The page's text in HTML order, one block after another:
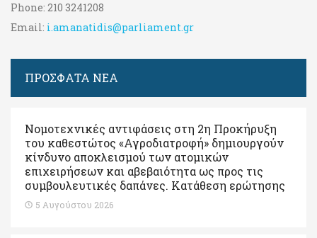
Phone: 210 3241208
Email: i.amanatidis@parliament.gr
ΠΡΟΣΦΑΤΑ ΝΕΑ
Νομοτεχνικές αντιφάσεις στη 2η Προκήρυξη
του καθεστώτος «Αγροδιατροφή» δημιουργούν
κίνδυνο αποκλεισμού των ατομικών
επιχειρήσεων και αβεβαιότητα ως προς τις
συμβουλευτικές δαπάνες. Κατάθεση ερώτησης
5 Αυγούστου 2026